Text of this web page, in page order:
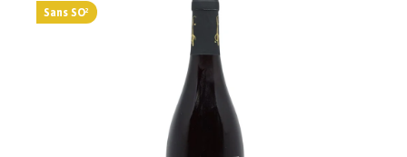
Sans SO²